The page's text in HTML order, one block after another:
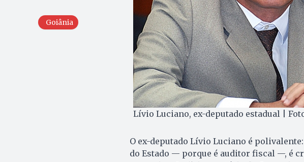
Goiânia
Lívio Luciano, ex-deputado estadual |
O ex-deputado Lívio Luciano é
do Estado — porque é auditor fiscal —, é